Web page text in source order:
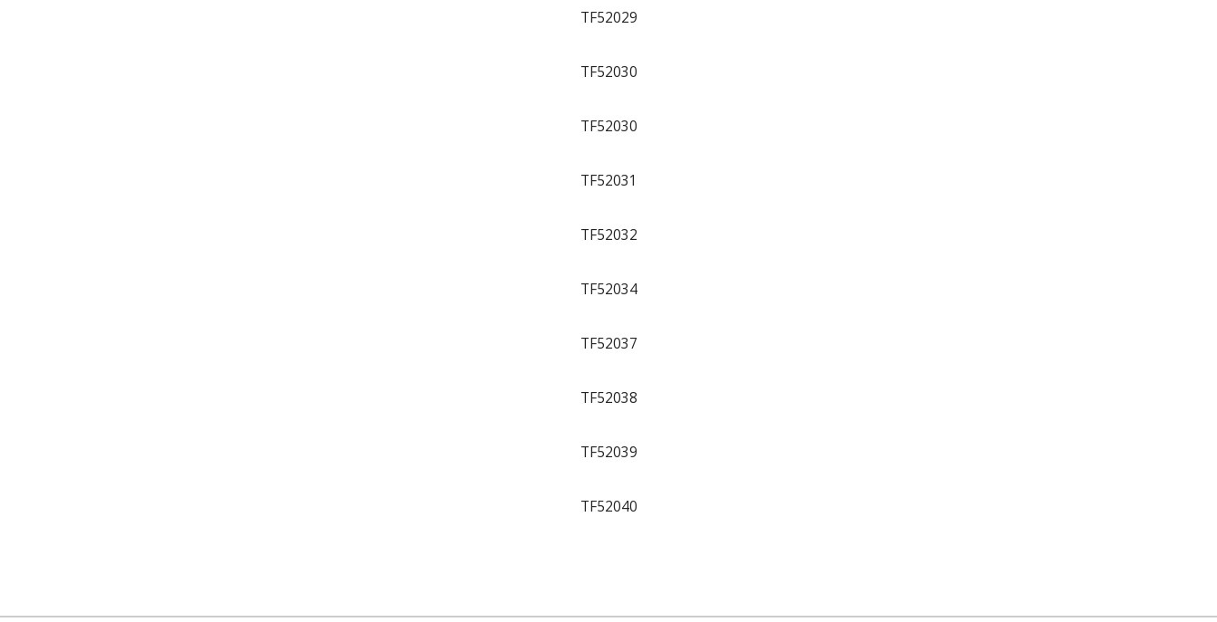
TF52029
TF52030
TF52030
TF52031
TF52032
TF52034
TF52037
TF52038
TF52039
TF52040